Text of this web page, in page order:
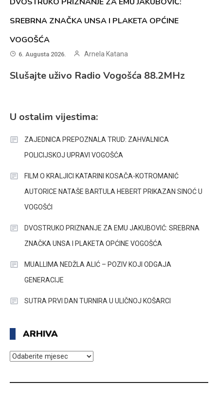
SREBRNA ZNAČKA UNSA I PLAKETA OPĆINE
VOGOŠĆA
6. Augusta 2026. Arnela Katana
Slušajte uživo Radio Vogošća 88.2MHz
U ostalim vijestima:
ZAJEDNICA PREPOZNALA TRUD: ZAHVALNICA
POLICIJSKOJ UPRAVI VOGOŠĆA
FILM O KRALJICI KATARINI KOSAČA-KOTROMANIĆ
AUTORICE NATAŠE BARTULA HEBERT PRIKAZAN SINOĆ U
VOGOŠĆI
DVOSTRUKO PRIZNANJE ZA EMU JAKUBOVIĆ: SREBRNA
ZNAČKA UNSA I PLAKETA OPĆINE VOGOŠĆA
MUALLIMA NEDŽLA ALIĆ – POZIV KOJI ODGAJA
GENERACIJE
SUTRA PRVI DAN TURNIRA U ULIČNOJ KOŠARCI
ARHIVA
ARHIVA